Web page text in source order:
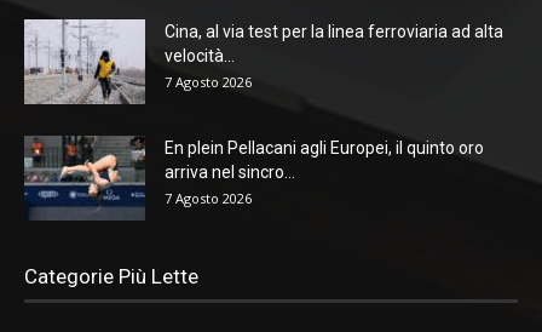
Cina, al via test per la linea ferroviaria ad alta
velocità...
7 Agosto 2026
En plein Pellacani agli Europei, il quinto oro
arriva nel sincro...
7 Agosto 2026
Categorie Più Lette